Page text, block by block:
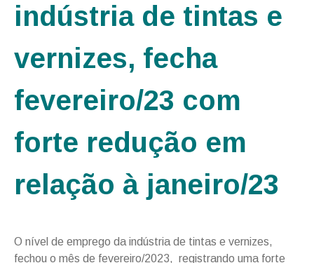
indústria de tintas e
vernizes, fecha
fevereiro/23 com
forte redução em
relação à janeiro/23
O nível de emprego da indústria de tintas e vernizes,
fechou o mês de fevereiro/2023, registrando uma forte